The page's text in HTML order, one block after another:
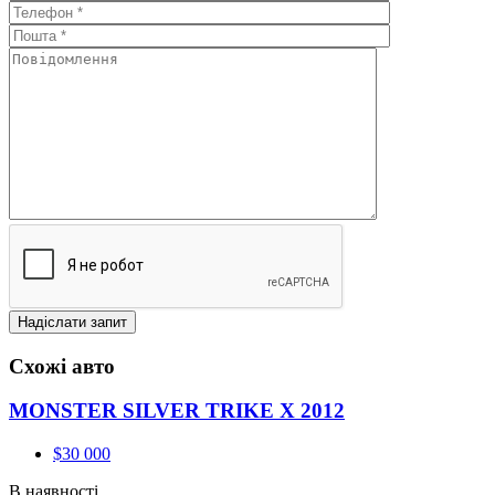
Схожі авто
MONSTER SILVER TRIKE X 2012
$30 000